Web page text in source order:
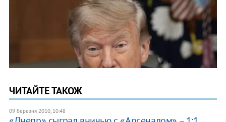
ЧИТАЙТЕ ТАКОЖ
09 березня 2010, 10:48